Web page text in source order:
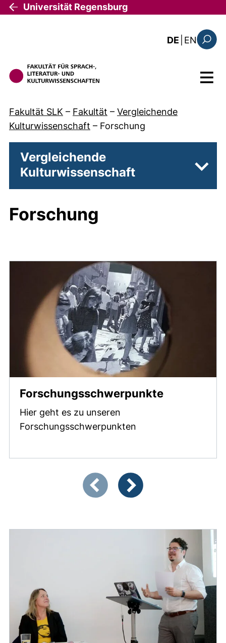
Direkt zum Inhalt
Universität Regensburg
DE EN: the
Menü
Fakultät SLK – Fakultät – Vergleichende
Kulturwissenschaft – Forschung
Vergleichende
Kulturwissenschaft
Forschung
Forschungsschwerpunkte
Hier geht es zu unseren
Forschungsschwerpunkten
Zeigt Folie 1 von 3